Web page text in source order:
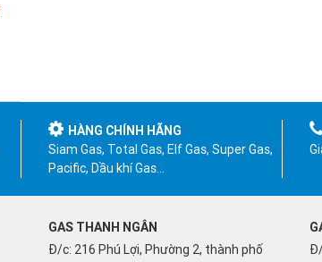
HÀNG CHÍNH HÃNG
Siam Gas, Total Gas, Elf Gas, Super Gas,
Pacific, Dầu khí Gas…
GAS THANH NGÂN
Đ/c: 216 Phú Lợi, Phường 2, thành phố